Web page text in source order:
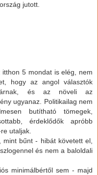
jutott.
5 mondat is elég, nem
hogy az angol választók
és az növeli az
ugyanaz. Politikailag nem
butítható tömegek,
érdeklődők apróbb
utaljak.
bűnt - hibát követett el,
és nem a baloldali
minimálbértől sem - majd